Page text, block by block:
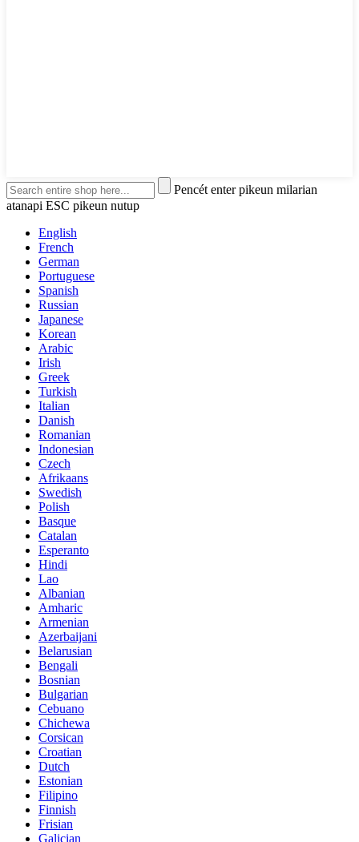
Pencét enter pikeun milarian
atanapi ESC pikeun nutup
English
French
German
Portuguese
Spanish
Russian
Japanese
Korean
Arabic
Irish
Greek
Turkish
Italian
Danish
Romanian
Indonesian
Czech
Afrikaans
Swedish
Polish
Basque
Catalan
Esperanto
Hindi
Lao
Albanian
Amharic
Armenian
Azerbaijani
Belarusian
Bengali
Bosnian
Bulgarian
Cebuano
Chichewa
Corsican
Croatian
Dutch
Estonian
Filipino
Finnish
Frisian
Galician